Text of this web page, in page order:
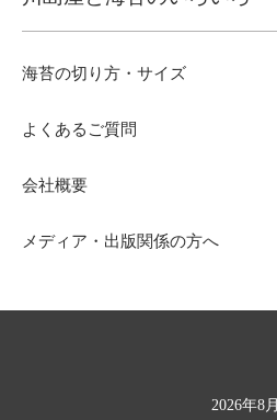
海苔の切り方・サイズ
よくあるご質問
会社概要
メディア・出版関係の方へ
2026年8月